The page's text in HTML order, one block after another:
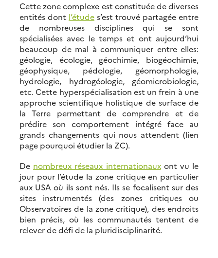
Cette zone complexe est constituée de diverses
entités dont l’étude s’est trouvé partagée entre
de nombreuses disciplines qui se sont
spécialisées avec le temps et ont aujourd’hui
beaucoup de mal à communiquer entre elles:
géologie, écologie, géochimie, biogéochimie,
géophysique, pédologie, géomorphologie,
hydrologie, hydrogéologie, géomicrobiologie,
etc. Cette hyperspécialisation est un frein à une
approche scientifique holistique de surface de
la Terre permettant de comprendre et de
prédire son comportement intégré face au
grands changements qui nous attendent (lien
page pourquoi étudier la ZC).
De nombreux réseaux internationauxont vu le
jour pour l’étude la zone critique en particulier
aux USA où ils sont nés. Ils se focalisent sur des
sites instrumentés (des zones critiques ou
Observatoires de la zone critique), des endroits
bien précis, où les communautés tentent de
relever de défi de la pluridisciplinarité.